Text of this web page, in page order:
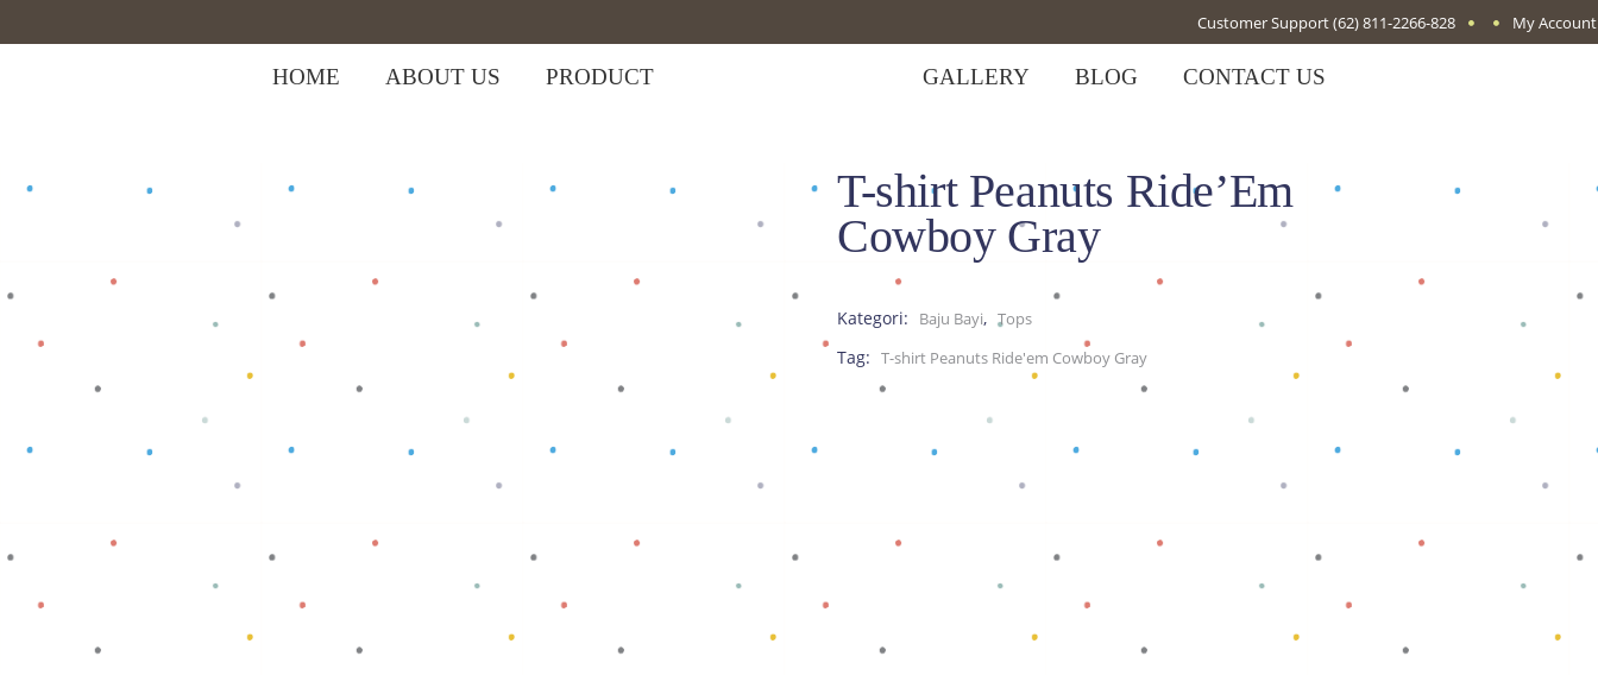
Customer Support(62) 811-2266-828 My Account
HOME ABOUT US PRODUCT GALLERY BLOG CONTACT US
Shop> ,Tops T-shirt Peanuts Ride’Em Cowboy Gray
T-shirt Peanuts Ride’Em
Cowboy Gray
Kategori: Baju Bayi, Tops
Tag: T-shirt Peanuts Ride'em Cowboy Gray